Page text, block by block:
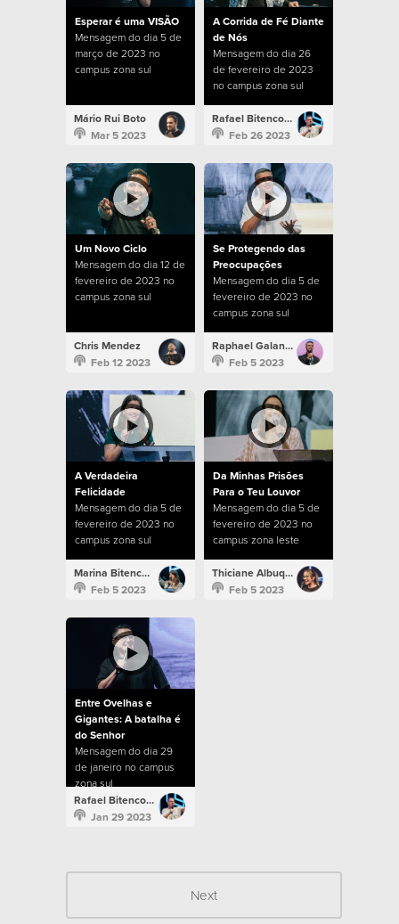
Esperar é uma VISÃO
Mensagem do dia 5 de
março de 2023 no
campus zona sul
Mário Rui Boto
Mar 5 2023
A Corrida de Fé Diante
de Nós
Mensagem do dia 26
de fevereiro de 2023
no campus zona sul
Rafael Bitencourt
Feb 26 2023
Um Novo Ciclo
Mensagem do dia 12 de
fevereiro de 2023 no
campus zona sul
Chris Mendez
Feb 12 2023
Se Protegendo das
Preocupações
Mensagem do dia 5 de
fevereiro de 2023 no
campus zona sul
Raphael Galante
Feb 5 2023
A Verdadeira
Felicidade
Mensagem do dia 5 de
fevereiro de 2023 no
campus zona sul
Marina Bitencourt
Feb 5 2023
Da Minhas Prisões
Para o Teu Louvor
Mensagem do dia 5 de
fevereiro de 2023 no
campus zona leste
Thiciane Albuquerque
Feb 5 2023
Entre Ovelhas e
Gigantes: A batalha é
do Senhor
Mensagem do dia 29
de janeiro no campus
zona sul
Rafael Bitencourt
Jan 29 2023
Next